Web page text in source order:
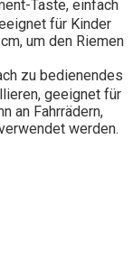
Taste, einfach
für Kinder
um den Riemen
zu bedienendes
geeignet für
an Fahrrädern,
werden.